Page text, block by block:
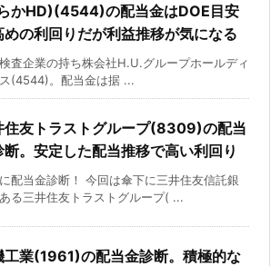
かHD)(4544)の配当金はDOE目安
めの利回りだが利益推移が気になる
査企業の持ち株会社H.U.グループホールディ
(4544)。配当金は据 ...
住友トラストグループ(8309)の配当
断。安定した配当推移で高い利回り
配当金診断！ 今回は傘下に三井住友信託銀
る三井住友トラストグループ( ...
工業(1961)の配当金診断。積極的な